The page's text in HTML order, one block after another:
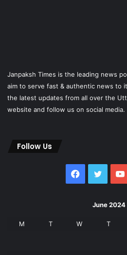
Janpaksh Times is the leading news
aim to serve fast & authentic news to
the latest updates from all over the
website and follow us on social media.
Follow Us
Facebook
Twitter
June 2024
M T W T